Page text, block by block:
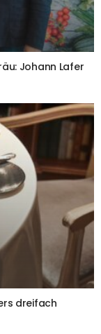
Johann Lafer
dreifach